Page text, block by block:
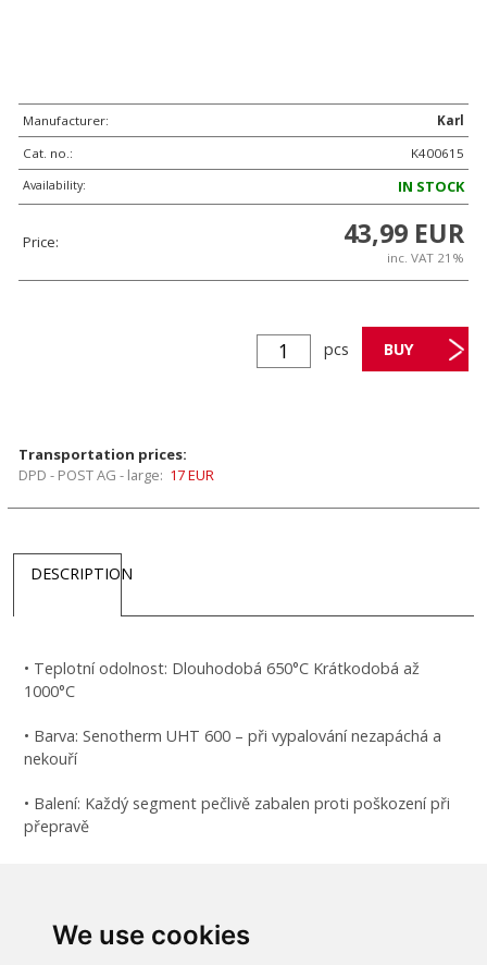
We use cookies
Manufacturer:
Karl
Cat. no.:
K400615
Availability:
IN STOCK
Price: 43,99 EUR
inc. VAT 21%
pcs
Transportation prices:
DPD - POST AG - large: 17 EUR
DESCRIPTION
• Teplotní odolnost: Dlouhodobá 650°C Krátkodobá až
1000°C
• Barva: Senotherm UHT 600 – při vypalování nezapáchá a
nekouří
• Balení: Každý segment pečlivě zabalen proti poškození při
přepravě